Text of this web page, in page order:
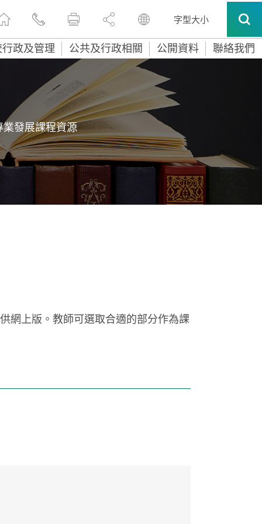
字型大小
政及管理 公共及行政相關 公開資料 聯絡我們
發展課程資源
網上版。教師可選取合適的部分作為課